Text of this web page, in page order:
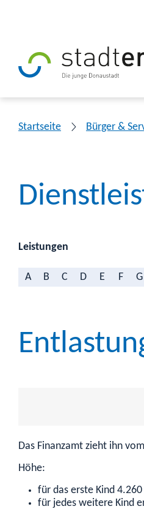
Startseite Bürger &
Leistungen
A B C D E F G
Das Finanzamt zieht ihn
Höhe:
für das erste Kind 4.260
für jedes weitere Kind